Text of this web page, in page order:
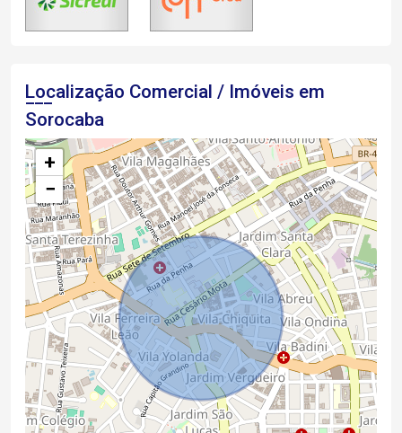
Localização Comercial / Imóveis em
Sorocaba
+
−